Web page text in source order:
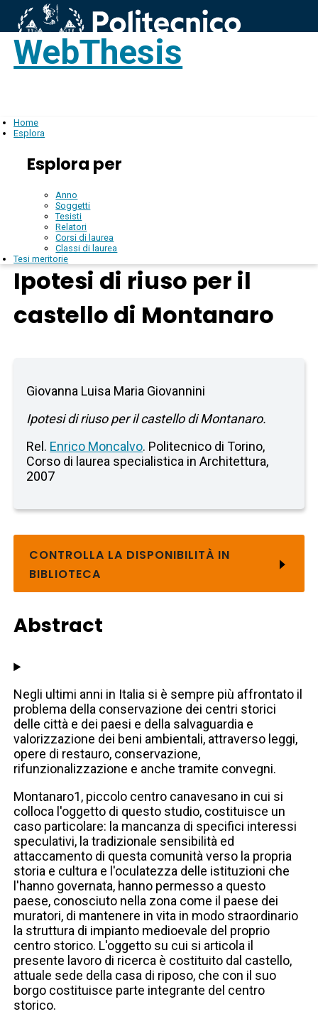
WebThesis
Home
Esplora
Esplora per
Anno
Soggetti
Tesisti
Relatori
Corsi di laurea
Classi di laurea
Tesi meritorie
Ipotesi di riuso per il
castello di Montanaro
Giovanna Luisa Maria Giovannini
Ipotesi di riuso per il castello di Montanaro.
Rel. Enrico Moncalvo. Politecnico di Torino,
Corso di laurea specialistica in Architettura,
2007
CONTROLLA LA DISPONIBILITÀ IN
BIBLIOTECA
Abstract
Negli ultimi anni in Italia si è sempre più affrontato il
problema della conservazione dei centri storici
delle città e dei paesi e della salvaguardia e
valorizzazione dei beni ambientali, attraverso leggi,
opere di restauro, conservazione,
rifunzionalizzazione e anche tramite convegni.
Montanaro1, piccolo centro canavesano in cui si
colloca l'oggetto di questo studio, costituisce un
caso particolare: la mancanza di specifici interessi
speculativi, la tradizionale sensibilità ed
attaccamento di questa comunità verso la propria
storia e cultura e l'oculatezza delle istituzioni che
l'hanno governata, hanno permesso a questo
paese, conosciuto nella zona come il paese dei
muratori, di mantenere in vita in modo straordinario
la struttura di impianto medioevale del proprio
centro storico. L'oggetto su cui si articola il
presente lavoro di ricerca è costituito dal castello,
attuale sede della casa di riposo, che con il suo
borgo costituisce parte integrante del centro
storico.